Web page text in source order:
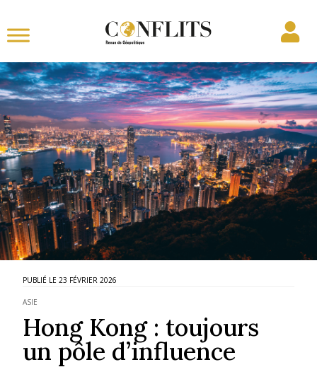
23 FÉVRIER 2026
ASIE
Hong Kong : toujours
un pôle d’influence